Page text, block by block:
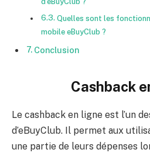
Quelles sont les
mobile eBuyClub ?
Conclusion
Cashback
Le cashback en ligne est l’un
d’eBuyClub. Il permet aux
une partie de leurs dépenses